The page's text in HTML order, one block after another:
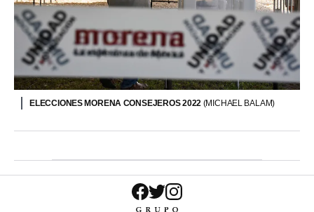
ELECCIONES MORENA CONSEJEROS 2022 (MICHAEL BALAM)